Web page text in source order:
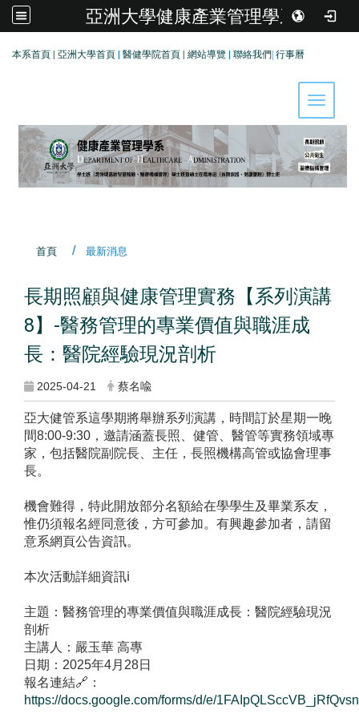
亞洲大學健康產業管理學系
本系首頁 亞洲大學首頁 醫健學院首頁 網站導覽 聯絡我們 行事曆
Toggle
首頁 最新消息
長期照顧與健康管理實務【系列演講
8】-醫務管理的專業價值與職涯成
長：醫院經驗現況剖析
2025-04-21 蔡名喩
亞大健管系這學期將舉辦系列演講，時間訂於星期一晚
間8:00-9:30，邀請涵蓋長照、健管、醫管等實務領域專
家，包括醫院副院長、主任，長照機構高管或協會理事
長。
機會難得，特此開放部分名額給在學學生及畢業系友，
惟仍須報名經同意後，方可參加。有興趣參加者，請留
意系網頁公告資訊。
本次活動詳細資訊ℹ️
主題：醫務管理的專業價值與職涯成長：醫院經驗現況
剖析
主講人：嚴玉華 高專
日期：2025年4月28日
報名連結🔗：
https://docs.google.com/forms/d/e/